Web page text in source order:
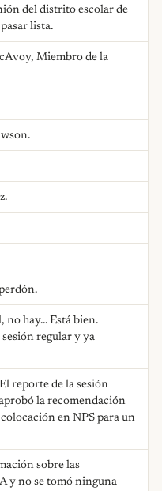
del distrito escolar de
lista.
Miembro de la
hay... Está bien.
regular y ya
reporte de la sesión
la recomendación
en NPS para un
sobre las
y no se tomó ninguna